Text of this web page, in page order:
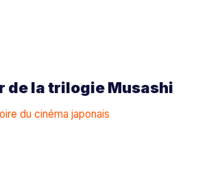
de la trilogie Musashi
du cinéma japonais